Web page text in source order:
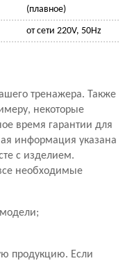
(плавное)
от сети 220V, 50Hz
тренажера. Также
некоторые
время гарантии для
информация указана
с изделием.
необходимые
продукцию. Если